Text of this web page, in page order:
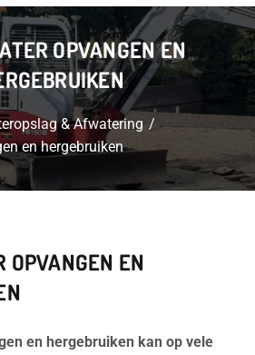
OPVANGEN EN
& Afwatering
en hergebruiken
OPVANGEN EN
en hergebruiken kan op vele